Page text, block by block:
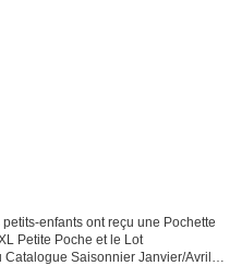
enfants ont reçu une Pochette
Petite Poche et le Lot
Saisonnier Janvier/Avril